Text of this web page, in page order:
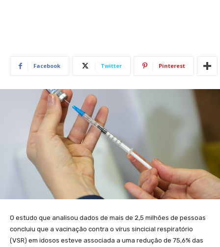
Facebook Twitter Pinterest
O estudo que analisou dados de mais de 2,5 milhões de pessoas
concluiu que a vacinação contra o vírus sincicial respiratório
(VSR) em idosos esteve associada a uma redução de 75,6% das